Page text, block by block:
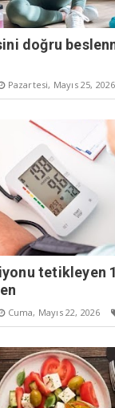
doğru
Pazartesi, Mayıs 25, 2026
tetikleyen
Cuma, Mayıs 22, 2026